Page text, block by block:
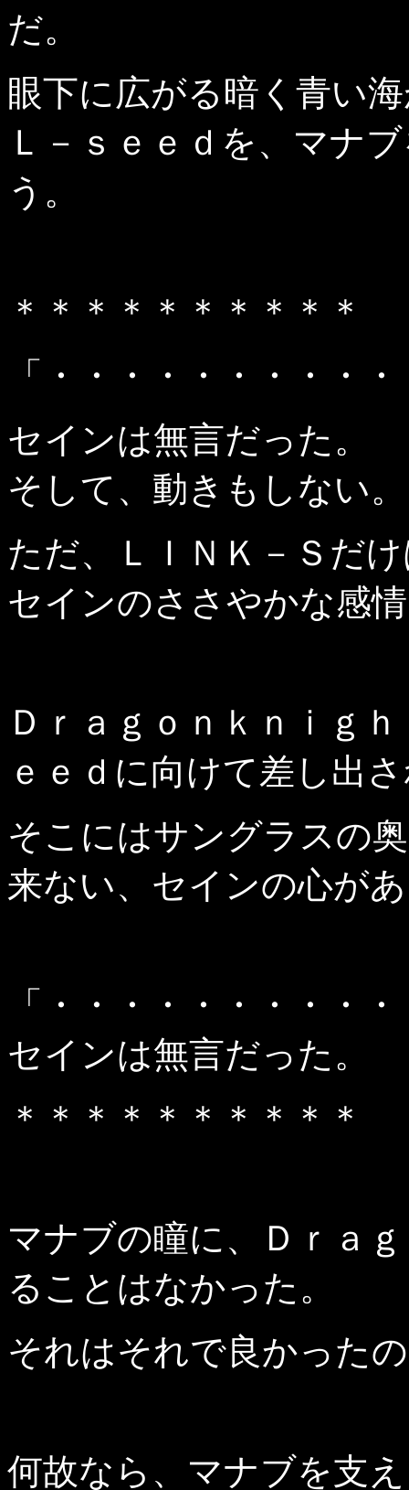
だ。
眼下に広がる暗く青い
Ｌ－ｓｅｅｄを、マナ
う。
＊＊＊＊＊＊＊＊＊＊
「・・・・・・・・・
セインは無言だった。
そして、動きもしない。
ただ、ＬＩＮＫ－Ｓだ
セインのささやかな感
Ｄｒａｇｏｎｋｎｉｇ
ｅｅｄに向けて差し出
そこにはサングラスの
来ない、セインの心が
「・・・・・・・・・
セインは無言だった。
＊＊＊＊＊＊＊＊＊＊
マナブの瞳に、Ｄｒａ
ることはなかった。
それはそれで良かった
何故なら、マナブを支